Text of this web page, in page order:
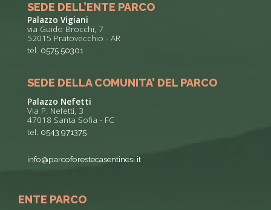
SEDE DELL’ENTE PARCO
Palazzo Vigiani
via Guido Brocchi, 7
52015 Pratovecchio - AR
tel. 0575 50301
SEDE DELLA COMUNITA’ DEL PARCO
Palazzo Nefetti
Via P. Nefetti, 3
47018 Santa Sofia - FC
tel. 0543 971375
info@parcoforestecasentinesi.it
ENTE PARCO